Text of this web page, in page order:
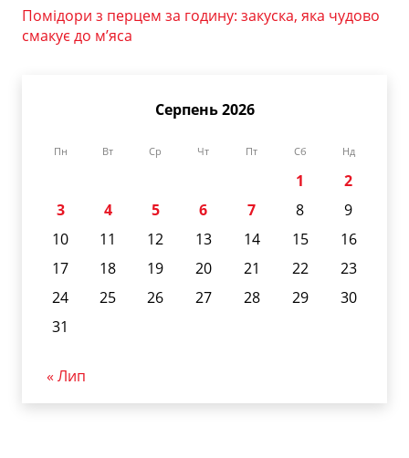
Помідори з перцем за годину: закуска, яка чудово
смакує до м’яса
Серпень 2026
Пн Вт Ср Чт Пт Сб Нд
1
2
3
4 5 6 7 8
9
10
11 12 13 14 15
16
17
18 19 20 21 22
23
24
25 26 27 28 29
30
31
« Лип